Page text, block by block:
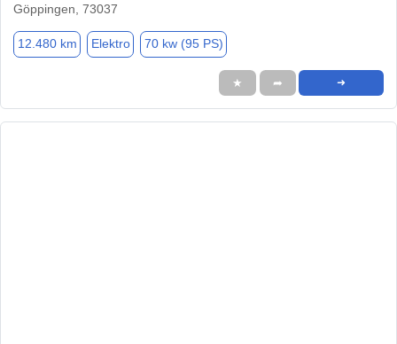
Göppingen, 73037
12.480 km Elektro 70 kw (95 PS)
★ ➦ ➜